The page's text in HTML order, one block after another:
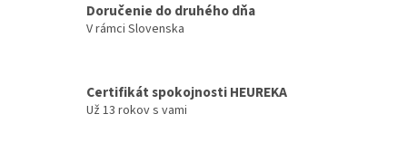
Doručenie do druhého dňa
V rámci Slovenska
Certifikát spokojnosti HEUREKA
Už 13 rokov s vami